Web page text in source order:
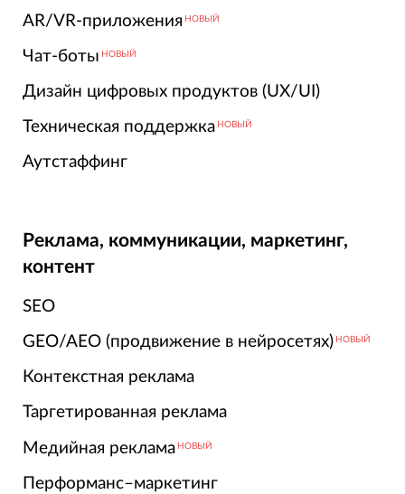
AR/VR-приложения НОВЫЙ
Чат-боты НОВЫЙ
Дизайн цифровых продуктов (UX/UI)
Техническая поддержка НОВЫЙ
Аутстаффинг
Реклама, коммуникации, маркетинг,
контент
SEO
GEO/AEO (продвижение в нейросетях) НОВЫЙ
Контекстная реклама
Таргетированная реклама
Медийная реклама НОВЫЙ
Перформанс–маркетинг